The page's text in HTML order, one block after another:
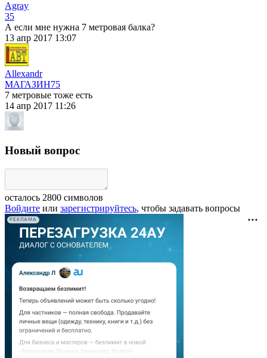
Agray
35
А если мне нужна 7 метровая балка?
13 апр 2017 13:07
Allexandr
МАГАЗИН75
7 метровые тоже есть
14 апр 2017 11:26
Новый вопрос
осталось 2800 символов
Войдите или зарегистрируйтесь, чтобы задавать вопросы
РЕКЛАМА